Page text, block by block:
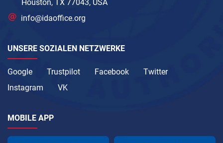
Houston, TX 77043, USA
info@idaoffice.org
UNSERE SOZIALEN NETZWERKE
Google Trustpilot Facebook
Twitter
Instagram
VK
MOBILE APP